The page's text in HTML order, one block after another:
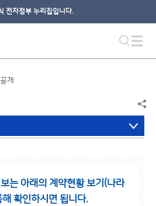
전자정부 누리집입니다.
개
는 아래의 계약현황 보기(나라
확인하시면 됩니다.